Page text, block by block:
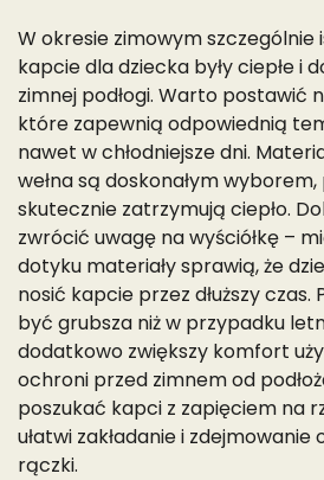
W okresie zimowym
kapcie dla dziecka były ciepłe i
zimnej podłogi. Warto postawić
które zapewnią odpowiednią
nawet w chłodniejsze dni.
wełna są doskonałym
skutecznie zatrzymują ciepło.
zwrócić uwagę na wyściółkę –
dotyku materiały sprawią, że
nosić kapcie przez dłuższy czas.
być grubsza niż w przypadku
dodatkowo zwiększy komfort
ochroni przed zimnem od
poszukać kapci z zapięciem na
ułatwi zakładanie i zdejmowanie
rączki.